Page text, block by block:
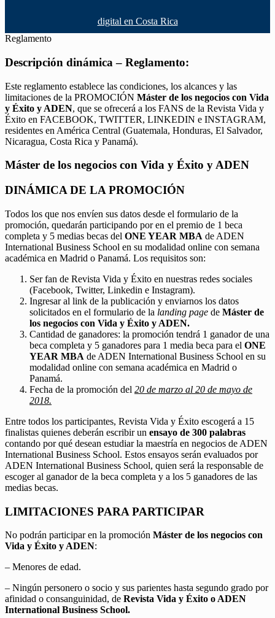
digital en Costa Rica
Reglamento
Descripción dinámica – Reglamento:
Este reglamento establece las condiciones, los alcances y las
limitaciones de la PROMOCIÓN Máster de los negocios con Vida
y Éxito y ADEN, que se ofrecerá a los FANS de la Revista Vida y
Éxito en FACEBOOK, TWITTER, LINKEDIN e INSTAGRAM,
residentes en América Central (Guatemala, Honduras, El Salvador,
Nicaragua, Costa Rica y Panamá).
Máster de los negocios con Vida y Éxito y ADEN
DINÁMICA DE LA PROMOCIÓN
Todos los que nos envíen sus datos desde el formulario de la
promoción, quedarán participando por en el premio de 1 beca
completa y 5 medias becas del ONE YEAR MBA de ADEN
International Business School en su modalidad online con semana
académica en Madrid o Panamá. Los requisitos son:
Ser fan de Revista Vida y Éxito en nuestras redes sociales
(Facebook, Twitter, Linkedin e Instagram).
Ingresar al link de la publicación y enviarnos los datos
solicitados en el formulario de la landing page de Máster de
los negocios con Vida y Éxito y ADEN.
Cantidad de ganadores: la promoción tendrá 1 ganador de una
beca completa y 5 ganadores para 1 media beca para el ONE
YEAR MBA de ADEN International Business School en su
modalidad online con semana académica en Madrid o
Panamá.
Fecha de la promoción del 20 de marzo al 20 de mayo de
2018.
Entre todos los participantes, Revista Vida y Éxito escogerá a 15
finalistas quienes deberán escribir un ensayo de 300 palabras
contando por qué desean estudiar la maestría en negocios de ADEN
International Business School. Estos ensayos serán evaluados por
ADEN International Business School, quien será la responsable de
escoger al ganador de la beca completa y a los 5 ganadores de las
medias becas.
LIMITACIONES PARA PARTICIPAR
No podrán participar en la promoción Máster de los negocios con
Vida y Éxito y ADEN:
– Menores de edad.
– Ningún personero o socio y sus parientes hasta segundo grado por
afinidad o consanguinidad, de Revista Vida y Éxito o ADEN
International Business School.